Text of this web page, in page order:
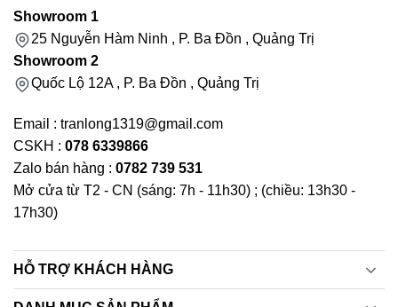
Showroom 1
25 Nguyễn Hàm Ninh , P. Ba Đồn , Quảng Trị
Showroom 2
Quốc Lộ 12A , P. Ba Đồn , Quảng Trị
Email : tranlong1319@gmail.com
CSKH : 078 6339866
Zalo bán hàng : 0782 739 531
Mở cửa từ T2 - CN (sáng: 7h - 11h30) ; (chiều: 13h30 -
17h30)
HỖ TRỢ KHÁCH HÀNG